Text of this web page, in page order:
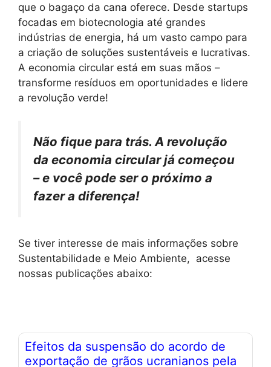
que o bagaço da cana oferece. Desde startups
focadas em biotecnologia até grandes
indústrias de energia, há um vasto campo para
a criação de soluções sustentáveis e lucrativas.
A economia circular está em suas mãos –
transforme resíduos em oportunidades e lidere
a revolução verde!
Não fique para trás. A revolução
da economia circular já começou
– e você pode ser o próximo a
fazer a diferença!
Se tiver interesse de mais informações sobre
Sustentabilidade e Meio Ambiente, acesse
nossas publicações abaixo:
Efeitos da suspensão do acordo de
exportação de grãos ucranianos pela